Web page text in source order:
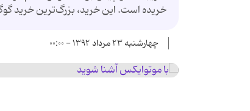
خریده است. این خرید، بزرگ‌ترین خرید
چهارشنبه ۲۳ مرداد ۱۳۹۲ - ۰۰:۰۰